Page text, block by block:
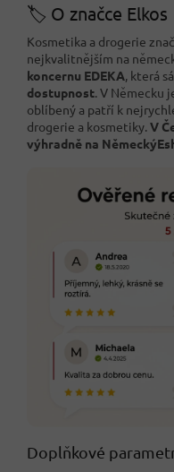
🏷️ O značce Elkos
Kosmetika a drogerie
nejkvalitnějším na
koncernu EDEKA, která
dostupnost. V Německu
oblíbený a patří k
drogerie a kosmetiky.V
výhradně na
Doplňkové